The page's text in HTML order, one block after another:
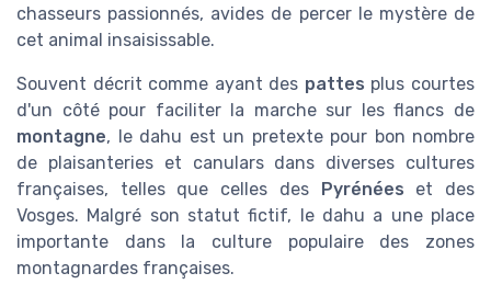
chasseurs passionnés, avides de percer le mystère de
cet animal insaisissable.
Souvent décrit comme ayant des pattes plus courtes
d'un côté pour faciliter la marche sur les flancs de
montagne, le dahu est un pretexte pour bon nombre
de plaisanteries et canulars dans diverses cultures
françaises, telles que celles des Pyrénées et des
Vosges. Malgré son statut fictif, le dahu a une place
importante dans la culture populaire des zones
montagnardes françaises.